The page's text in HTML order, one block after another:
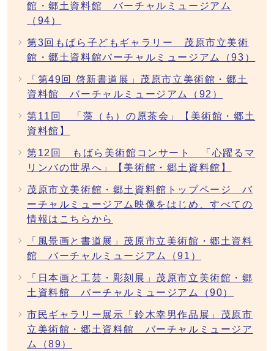
館・郷土資料館 バーチャルミュージアム
（94）
第3回もばら子どもギャラリー 茂原市立美術
館・郷土資料館バーチャルミュージアム（93）
「第49回 啓新書道展」茂原市立美術館・郷土
資料館 バーチャルミュージアム（92）
第11回 「藻（も）の原茶会」【美術館・郷土
資料館】
第12回 もばら美術館コンサート 「心躍るマ
リンバの世界へ」【美術館・郷土資料館】
茂原市立美術館・郷土資料館トップページ バ
ーチャルミュージアム映像をはじめ、すべての
情報はこちらから
「風景画と書道展」茂原市立美術館・郷土資料
館 バーチャルミュージアム（91）
「日本画と工芸・彫刻展」茂原市立美術館・郷
土資料館 バーチャルミュージアム（90）
市民ギャラリー展示「鈴木幸男作品展」茂原市
立美術館・郷土資料館 バーチャルミュージア
ム（89）